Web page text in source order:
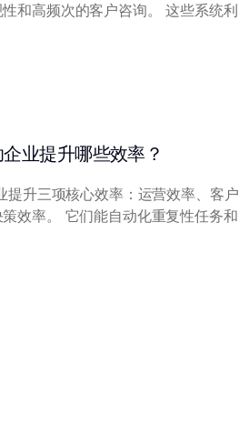
频次的客户咨询。 这些系统利
基本政策咨询...
业提升哪些效率？
提升三项核心效率：运营效率、客户
重复性任务和
过全天候处理...